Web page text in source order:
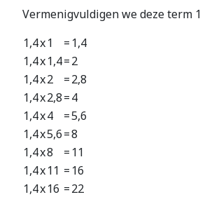
Vermenigvuldigen we deze term
1,4x1 = 1,4
1,4x1,4=2
1,4x2 =2,8
1,4x2,8=4
1,4x4 =5,6
1,4x5,6=8
1,4x8 = 11
1,4x11 = 16
1,4x16 =22